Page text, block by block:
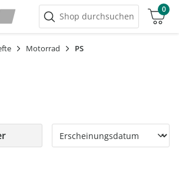
Shop durchsuchen
0
Motorrad PS